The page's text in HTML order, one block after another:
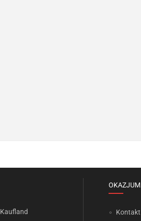
Kaufland Kontakt